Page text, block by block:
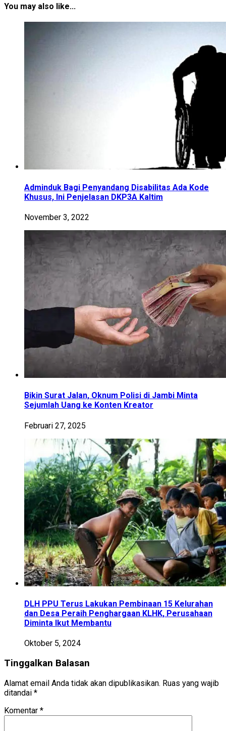
You may also like...
Adminduk Bagi Penyandang Disabilitas Ada Kode
Khusus, Ini Penjelasan DKP3A Kaltim
November 3, 2022
Bikin Surat Jalan, Oknum Polisi di Jambi Minta
Sejumlah Uang ke Konten Kreator
Februari 27, 2025
DLH PPU Terus Lakukan Pembinaan 15 Kelurahan
dan Desa Peraih Penghargaan KLHK, Perusahaan
Diminta Ikut Membantu
Oktober 5, 2024
Tinggalkan Balasan
Alamat email Anda tidak akan dipublikasikan. Ruas yang wajib
ditandai *
Komentar *